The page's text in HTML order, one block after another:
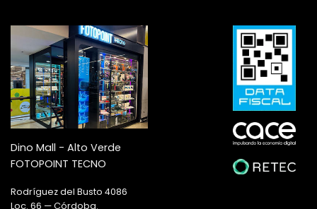
Dino Mall - Alto Verde
FOTOPOINT TECNO
Rodríguez del Busto 4086
Loc. 66 — Córdoba.